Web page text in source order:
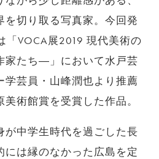
を切り取る写真家。今回発
「VOCA展2019 現代美術の
家たち―」において水戸芸
学芸員・山峰潤也より推薦
術館賞を受賞した作品。
が中学生時代を過ごした長
は縁のなかった広島を定